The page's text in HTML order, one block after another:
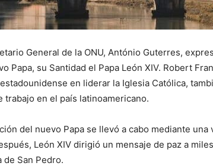
General de la ONU, António Guterres,
Papa, su Santidad el Papa León XIV. Robert
en liderar la Iglesia Católica,
trabajo en el país latinoamericano.
del nuevo Papa se llevó a cabo mediante
León XIV dirigió un mensaje de paz a
de San Pedro.